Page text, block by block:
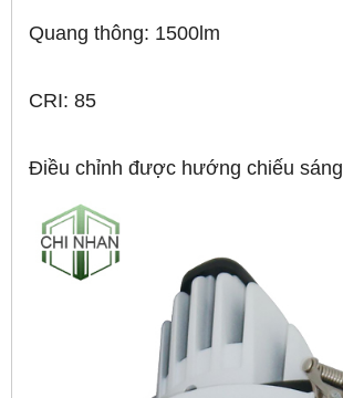
Quang thông: 1500lm
CRI: 85
Điều chỉnh được hướng chiếu sáng